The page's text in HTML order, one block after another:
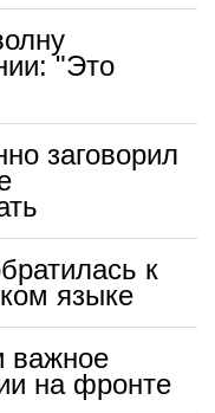
"Это
заговорил
к
языке
важное
на фронте